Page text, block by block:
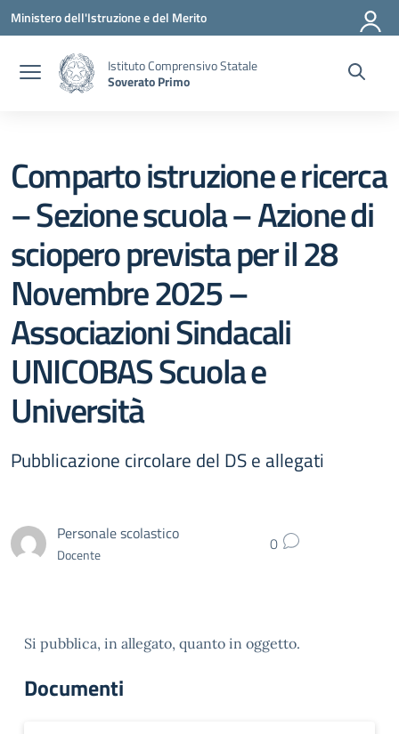
Vai ai contenuti
Vai al menu di navigazione
Vai al footer
Ministero dell'Istruzione e del Merito
Istituto Comprensivo Statale
Soverato Primo
Comparto istruzione e ricerca
– Sezione scuola – Azione di
sciopero prevista per il 28
Novembre 2025 –
Associazioni Sindacali
UNICOBAS Scuola e
Università
Pubblicazione circolare del DS e allegati
Personale scolastico
Docente 0
Si pubblica, in allegato, quanto in oggetto.
Documenti